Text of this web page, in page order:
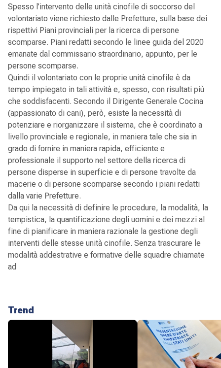
Spesso l’intervento delle unità cinofile di soccorso del
volontariato viene richiesto dalle Prefetture, sulla base dei
rispettivi Piani provinciali per la ricerca di persone
scomparse. Piani redatti secondo le linee guida del 2020
emanate dal commissario straordinario, appunto, per le
persone scomparse.
Quindi il volontariato con le proprie unità cinofile è da
tempo impiegato in tali attività e, spesso, con risultati più
che soddisfacenti. Secondo il Dirigente Generale Cocina
(appassionato di cani), però, esiste la necessità di
potenziare e riorganizzare il sistema, che è coordinato a
livello provinciale e regionale, in maniera tale che sia in
grado di fornire in maniera rapida, efficiente e
professionale il supporto nel settore della ricerca di
persone disperse in superficie e di persone travolte da
macerie o di persone scomparse secondo i piani redatti
dalla varie Prefetture.
Da qui la necessità di definire le procedure, la modalità, la
tempistica, la quantificazione degli uomini e dei mezzi al
fine di pianificare in maniera razionale la gestione degli
interventi delle stesse unità cinofile. Senza trascurare le
modalità addestrative e formative delle squadre chiamate
ad
Trend